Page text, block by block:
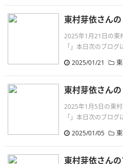
東村芽依さんの
2025年1月21日の東
「」本日次のブログ
2025/01/21
東村芽依さんの
2025年1月5日の東
「」本日次のブログ
2025/01/05
東村芽依さん